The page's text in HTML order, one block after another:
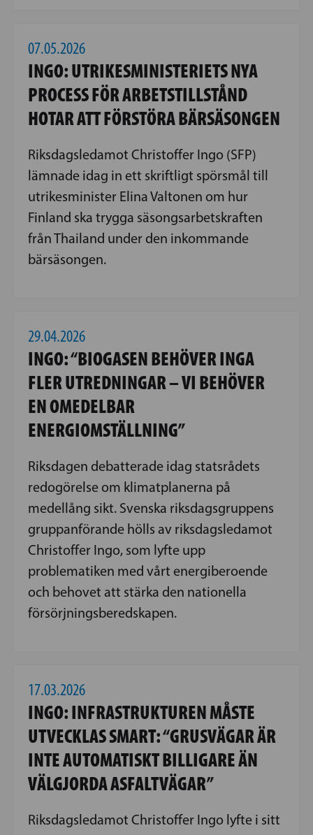
07.05.2026
INGO: UTRIKESMINISTERIETS NYA
PROCESS FÖR ARBETSTILLSTÅND
HOTAR ATT FÖRSTÖRA BÄRSÄSONGEN
Riksdagsledamot Christoffer Ingo (SFP)
lämnade idag in ett skriftligt spörsmål till
utrikesminister Elina Valtonen om hur
Finland ska trygga säsongsarbetskraften
från Thailand under den inkommande
bärsäsongen.
29.04.2026
INGO: “BIOGASEN BEHÖVER INGA
FLER UTREDNINGAR – VI BEHÖVER
EN OMEDELBAR
ENERGIOMSTÄLLNING”
Riksdagen debatterade idag statsrådets
redogörelse om klimatplanerna på
medellång sikt. Svenska riksdagsgruppens
gruppanförande hölls av riksdagsledamot
Christoffer Ingo, som lyfte upp
problematiken med vårt energiberoende
och behovet att stärka den nationella
försörjningsberedskapen.
17.03.2026
INGO: INFRASTRUKTUREN MÅSTE
UTVECKLAS SMART: “GRUSVÄGAR ÄR
INTE AUTOMATISKT BILLIGARE ÄN
VÄLGJORDA ASFALTVÄGAR”
Riksdagsledamot Christoffer Ingo lyfte i sitt